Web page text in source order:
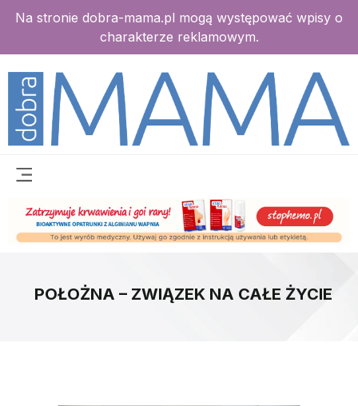
Na stronie dobra-mama.pl mogą występować wpisy o
charakterze reklamowym.
POŁOŻNA – ZWIĄZEK NA CAŁE ŻYCIE